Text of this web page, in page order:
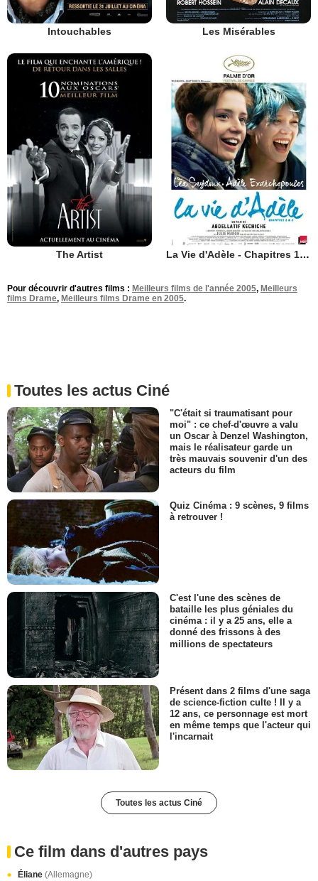
Intouchables Les Misérables
The Artist La Vie d'Adèle - Chapitres 1 et 2
Pour découvrir d'autres films : Meilleurs films de l'année 2005, Meilleurs
films Drame, Meilleurs films Drame en 2005.
Toutes les actus Ciné
"C'était si traumatisant pour
moi" : ce chef-d'œuvre a valu
un Oscar à Denzel Washington,
mais le réalisateur garde un
très mauvais souvenir d'un des
acteurs du film
Quiz Cinéma : 9 scènes, 9 films
à retrouver !
C'est l'une des scènes de
bataille les plus géniales du
cinéma : il y a 25 ans, elle a
donné des frissons à des
millions de spectateurs
Présent dans 2 films d'une saga
de science-fiction culte ! Il y a
12 ans, ce personnage est mort
en même temps que l'acteur qui
l'incarnait
Toutes les actus Ciné
Ce film dans d'autres pays
Éliane (Allemagne)